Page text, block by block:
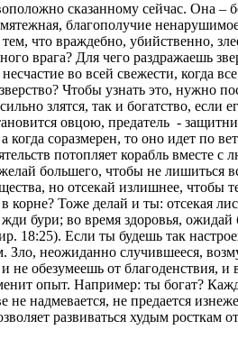
сказанному сейчас. Она –
благополучие
тем, что враждебно, убийственно,
врага? Для чего раздражаешь
во всей свежести, когда
Чтобы узнать это, нужно
злятся, так и богатство,
овцою, предатель -
когда соразмерен, то оно идет по
потопляет корабль вместе
большего, чтобы не лишиться
но отсекай излишнее,
корне? Тоже делай и ты: отсекая
бури; во время здоровья,
18:25). Если ты будешь так
Зло, неожиданно случившееся,
не обезумеешь от благоденствия,
опыт. Например: ты богат?
не надмевается, не предается
развиваться худым росткам